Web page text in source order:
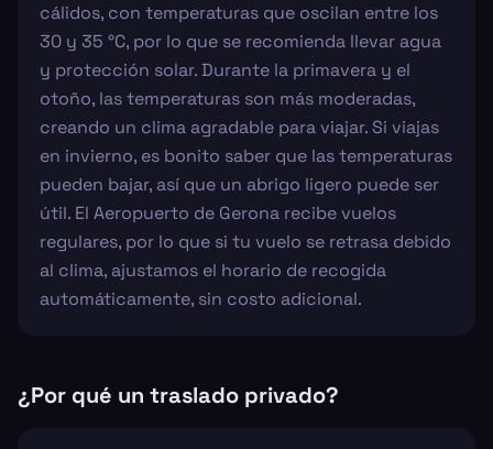
cálidos, con temperaturas que oscilan entre los
30 y 35 °C, por lo que se recomienda llevar agua
y protección solar. Durante la primavera y el
otoño, las temperaturas son más moderadas,
creando un clima agradable para viajar. Si viajas
en invierno, es bonito saber que las temperaturas
pueden bajar, así que un abrigo ligero puede ser
útil. El Aeropuerto de Gerona recibe vuelos
regulares, por lo que si tu vuelo se retrasa debido
al clima, ajustamos el horario de recogida
automáticamente, sin costo adicional.
¿Por qué un traslado privado?